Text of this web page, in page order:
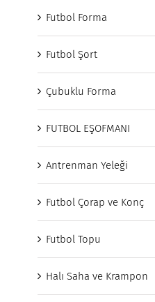
Futbol Forma
Futbol Şort
Çubuklu Forma
FUTBOL EŞOFMANI
Antrenman Yeleği
Futbol Çorap ve Konç
Futbol Topu
Halı Saha ve Krampon